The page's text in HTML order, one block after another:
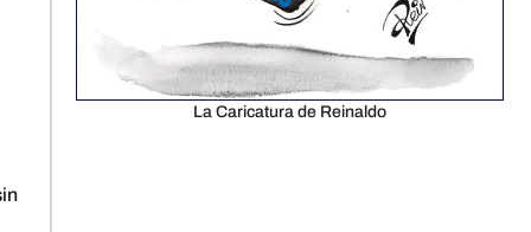
La Caricatura de Reinaldo